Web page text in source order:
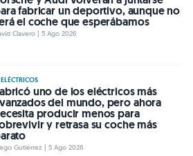
fabricar un deportivo, aunque no
el coche que esperábamos
Clavero | 5 Ago 2026
ELÉCTRICOS
uno de los eléctricos más
del mundo, pero ahora
producir menos para
y retrasa su coche más
Gutiérrez | 5 Ago 2026